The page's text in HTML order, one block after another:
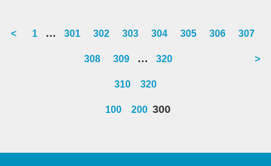
<
Go
1
Interim
omitted
…
Go
page
301
Go
page
302
Go
page
303
Go
page
304
Go
305
Go
306
Go
page
307
Go
308
Go
page
309
Interim
omitted
…
Go
page
320 >
310 320
100 200 300
latérale